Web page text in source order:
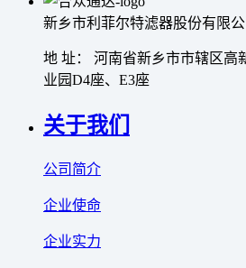
新乡市利菲尔特滤器股份有限
地 址： 河南省新乡市市辖区高
业园D4座、E3座
关于我们
公司简介
企业使命
企业实力